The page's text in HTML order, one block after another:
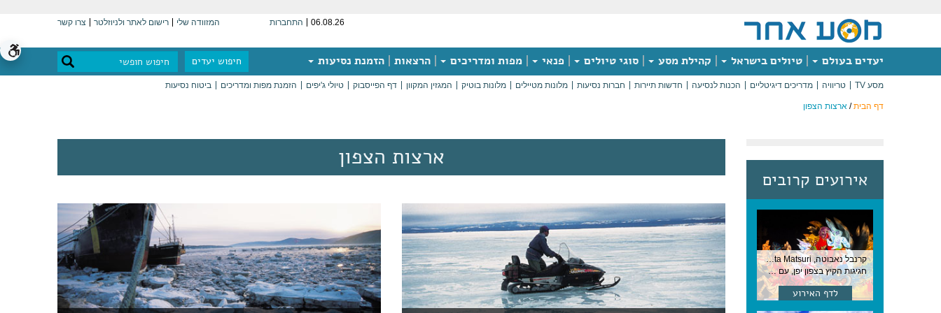
06.08.26 התחברות המזוודה שלי רישום לאתר ולניוזלטר צרו קשר
יעדים בעולם טיולים בישראל קהילת מסע סוגי טיולים פנאי מפות ומדריכים הרצאות הזמנת נסיעות חיפוש יעדים
מסע TV טריוויה מדריכים דיגיטליים הכנות לנסיעה חדשות תיירות חברות נסיעות מלונות מטיילים מלונות בוטיק המגזין המקוון דף הפייסבוק טיולי ג'יפים הזמנת מפות ומדריכים ביטוח נסיעות
דף הבית/ ארצות הצפון
אירועים קרובים
קרנבל נאבוטה, Nebuta Matsuri ,יפן
חגיגות הקיץ בצפון יפן, עם תהלוכות ענק, ריקודים וזיקוקים. 6-2 באוגוסט, יפן
לדף האירוע
ארצות הצפון